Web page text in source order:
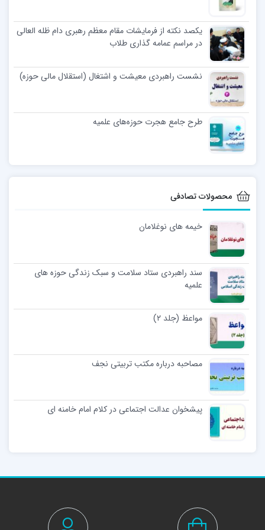
یکصد نکته از فرمایشات مقام معظم رهبری دام ظله العالی
در مراسم عمامه گذاری طلاب
نشست راهبردی معیشت و اشتغال (استقلال مالی حوزه)
طرح جامع هجرت حوزه‌های علمیه
محصولات تصادفی
خیمه های نوغلامان
سند راهبردی ستاد سلامت و سبک زندگی حوزه های
علمیه
مواعظ (جلد ۲)
مصاحبه درباره مکتب تربیتی نجف
پیشخوان عدالت اجتماعی در کلام امام خامنه ای